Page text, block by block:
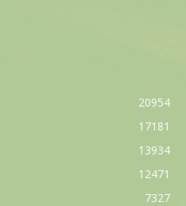
20954
17181
13934
12471
7327